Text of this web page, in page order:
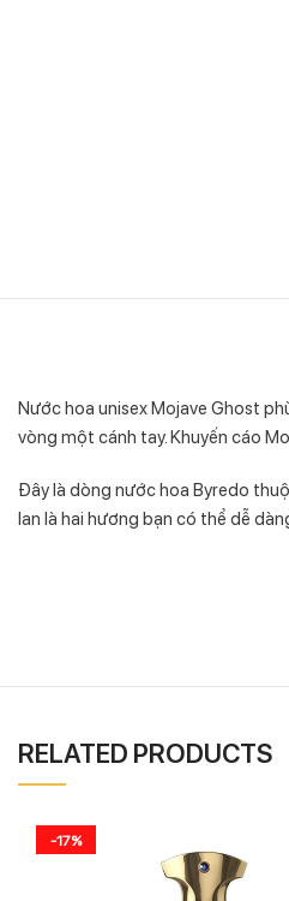
Nước hoa unisex Mojave Ghost
vòng một cánh tay. Khuyến cáo
Đây là dòng nước hoa Byredo
lan là hai hương bạn có thể dễ
RELATED PRODUCTS
-17%